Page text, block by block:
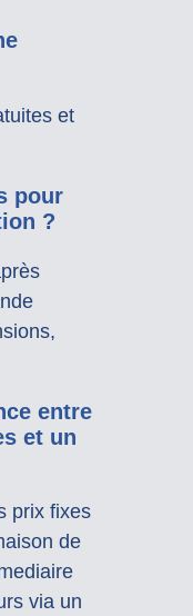
et
pour
?
entre
et un
prix fixes
de
via un